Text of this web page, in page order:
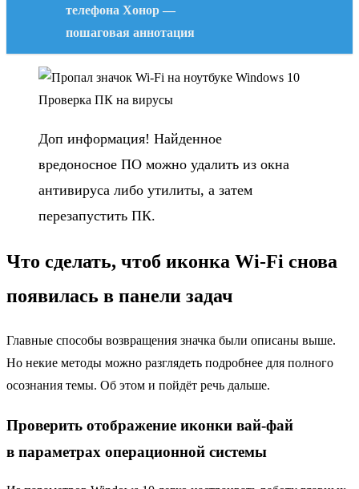
телефона Хонор —
пошаговая аннотация
Проверка ПК на вирусы
Доп информация! Найденное
вредоносное ПО можно удалить из окна
антивируса либо утилиты, а затем
перезапустить ПК.
Что сделать, чтоб иконка Wi-Fi снова
появилась в панели задач
Главные способы возвращения значка были описаны выше.
Но некие методы можно разглядеть подробнее для полного
осознания темы. Об этом и пойдёт речь дальше.
Проверить отображение иконки вай-фай
в параметрах операционной системы